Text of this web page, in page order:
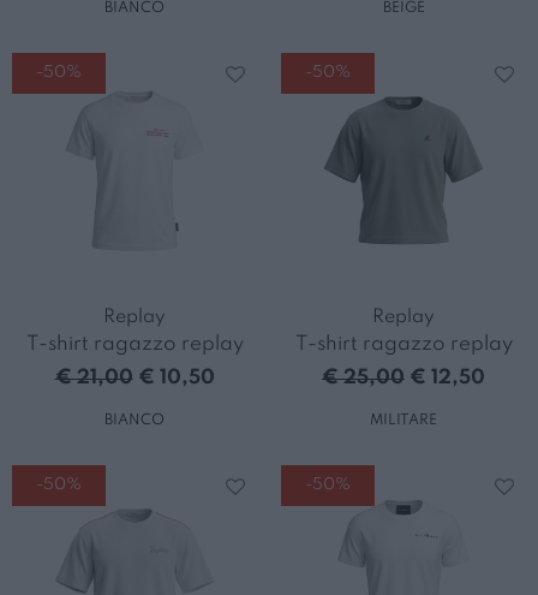
BIANCO BEIGE
-50%
Replay
T-shirt ragazzo replay
€ 21,00 € 10,50
BIANCO
-50%
Replay
T-shirt ragazzo replay
€ 25,00 € 12,50
MILITARE
-50% -50%